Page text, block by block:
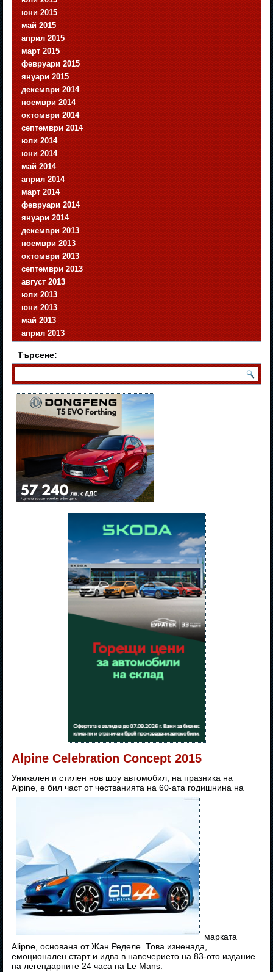
юни 2015
май 2015
април 2015
март 2015
февруари 2015
януари 2015
декември 2014
ноември 2014
октомври 2014
септември 2014
юли 2014
юни 2014
май 2014
април 2014
март 2014
февруари 2014
януари 2014
декември 2013
ноември 2013
октомври 2013
септември 2013
август 2013
юли 2013
юни 2013
май 2013
април 2013
Търсене:
Alpine Celebration Concept 2015
Уникален и стилен нов шоу автомобил, на празника на
Alpine, е бил част от честванията на 60-ата годишнина на
марката
Alipne, основана от Жан Ределе. Това изненада,
емоционален старт и идва в навечерието на 83-ото издание
на легендарните 24 часа на Le Mans.